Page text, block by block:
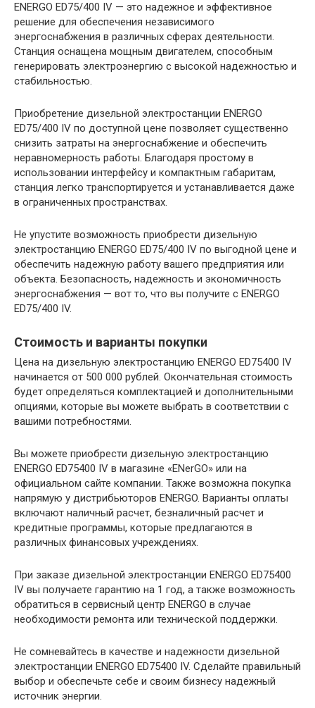
ENERGO ED75/400 IV — это надежное и эффективное
решение для обеспечения независимого
энергоснабжения в различных сферах деятельности.
Станция оснащена мощным двигателем, способным
генерировать электроэнергию с высокой надежностью и
стабильностью.
Приобретение дизельной электростанции ENERGO
ED75/400 IV по доступной цене позволяет существенно
снизить затраты на энергоснабжение и обеспечить
неравномерность работы. Благодаря простому в
использовании интерфейсу и компактным габаритам,
станция легко транспортируется и устанавливается даже
в ограниченных пространствах.
Не упустите возможность приобрести дизельную
электростанцию ENERGO ED75/400 IV по выгодной цене и
обеспечить надежную работу вашего предприятия или
объекта. Безопасность, надежность и экономичность
энергоснабжения — вот то, что вы получите с ENERGO
ED75/400 IV.
Стоимость и варианты покупки
Цена на дизельную электростанцию ENERGO ED75400 IV
начинается от 500 000 рублей. Окончательная стоимость
будет определяться комплектацией и дополнительными
опциями, которые вы можете выбрать в соответствии с
вашими потребностями.
Вы можете приобрести дизельную электростанцию
ENERGO ED75400 IV в магазине «ENerGO» или на
официальном сайте компании. Также возможна покупка
напрямую у дистрибьюторов ENERGO. Варианты оплаты
включают наличный расчет, безналичный расчет и
кредитные программы, которые предлагаются в
различных финансовых учреждениях.
При заказе дизельной электростанции ENERGO ED75400
IV вы получаете гарантию на 1 год, а также возможность
обратиться в сервисный центр ENERGO в случае
необходимости ремонта или технической поддержки.
Не сомневайтесь в качестве и надежности дизельной
электростанции ENERGO ED75400 IV. Сделайте правильный
выбор и обеспечьте себе и своим бизнесу надежный
источник энергии.